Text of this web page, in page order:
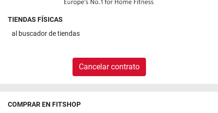
TIENDAS FÍSICAS
al buscador de tiendas
Cancelar contrato
COMPRAR EN FITSHOP